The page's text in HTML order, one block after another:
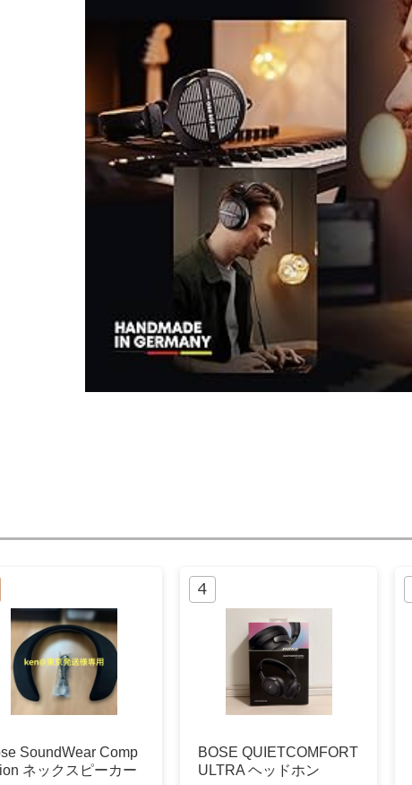
SoundWear Comp
ネックスピーカー
BOSE QUIETCOMFORT
ULTRA ヘッドホン